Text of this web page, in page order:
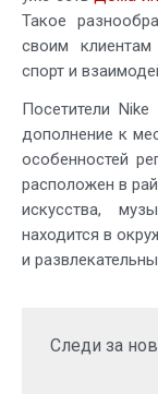
Такое
своим
спорт и
Посетители
дополнение к
особенностей
расположен в
искусства,
находится в
и
Следи за